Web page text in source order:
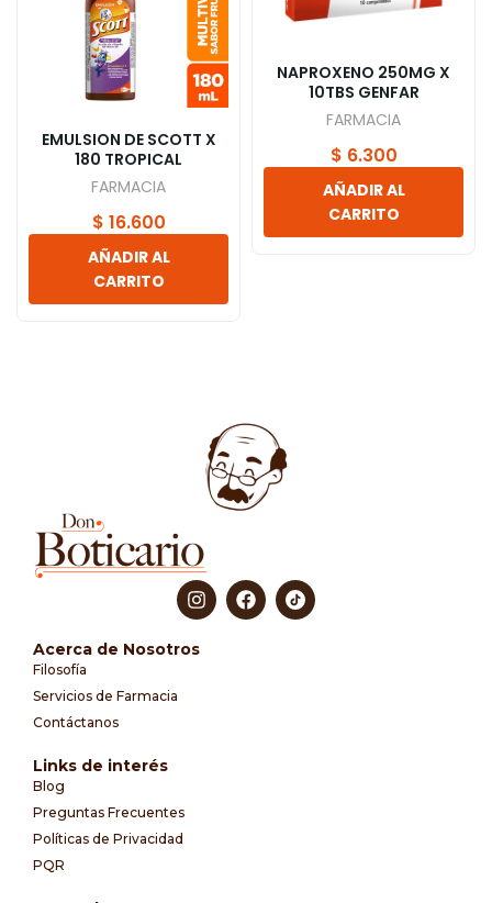
EMULSION DE SCOTT X
180 TROPICAL
FARMACIA
$ 16.600
AÑADIR AL
CARRITO
NAPROXENO 250MG X
10TBS GENFAR
FARMACIA
$ 6.300
AÑADIR AL
CARRITO
Acerca de Nosotros
Filosofía
Servicios de Farmacia
Contáctanos
Links de interés
Blog
Preguntas Frecuentes
Políticas de Privacidad
PQR